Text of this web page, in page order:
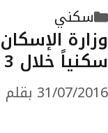
التصنيفات
سكني
سكنياً خلال 3 أشهر
31/07/2016 بقلم